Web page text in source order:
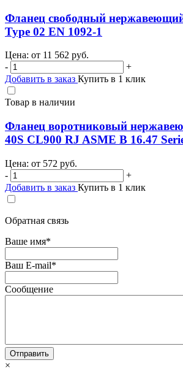
Фланец свободный
Type 02 EN 1092-1
Цена: от 11 562 руб.
-
+
Добавить в заказ Купить в 1 клик
Товар в наличии
Фланец воротниковый
40S CL900 RJ ASME B 16.47
Цена: от 572 руб.
-
+
Добавить в заказ Купить в 1 клик
Обратная связь
Ваше имя*
Ваш E-mail*
Сообщение
×